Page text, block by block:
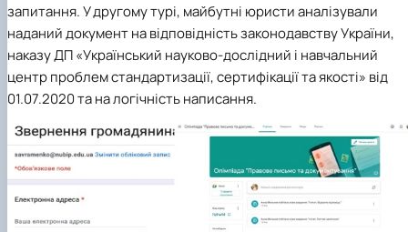
запитання. У другому турі, майбутні юристи аналізували
наданий документ на відповідність законодавству України,
наказу ДП «Український науково-дослідний і навчальний
центр проблем стандартизації, сертифікації та якості» від
01.07.2020 та на логічність написання.